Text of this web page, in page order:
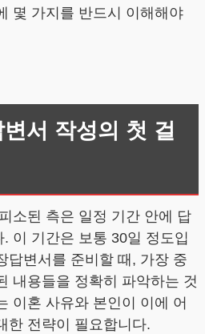
몇 가지를 반드시 이해해야
서 작성의 첫 걸
소된 측은 일정 기간 안에 답
이 기간은 보통 30일 정도입
답변서를 준비할 때, 가장 중
내용들을 정확히 파악하는 것
이혼 사유와 본인이 이에 어
한 전략이 필요합니다.